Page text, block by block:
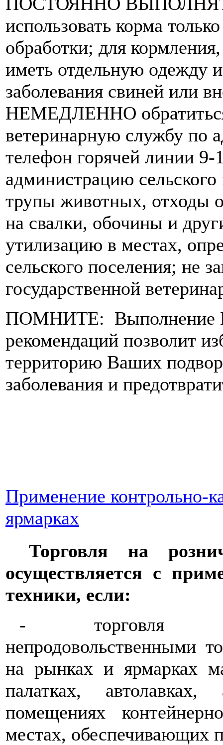
использовать корма
обработки; для
иметь отдельную одежду
заболевания свиней или
НЕМЕДЛЕННО обратиться
ветеринарную службу по
телефон горячей линии
администрацию
трупы животных, отходы
на свалки, обочины и
утилизацию в местах,
сельского поселения; не
государственной
ПОМНИТЕ: Выполнение
рекомендаций позволит
территорию Ваших
заболевания и
Применение контрольно-
ярмарках
Торговля на
осуществляется с
техники, если:
- торговля
непродовольственными
на рынках и ярмарках
палатках, автолавках,
помещениях
местах, обеспечивающих